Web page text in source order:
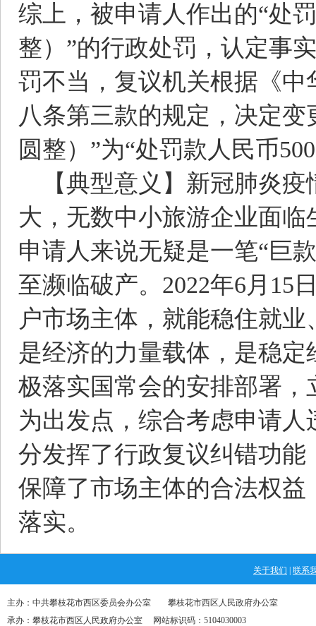
综上，被申请人作出的“处
整）”的行政处罚，认定事
罚不当，复议机关根据《
八条第三款的规定，决定变
圆整）”为“处罚款人民币
【典型意义】 新冠肺炎疫
大，无数中小旅游企业面
申请人来说无疑是一笔“巨
至濒临破产。2022年6月15
户市场主体，就能稳住就
是经济的力量载体，是稳
极落实国常会的安排部署
为出发点，综合考虑申请
分发挥了行政复议纠错功
保障了市场主体的合法权
落实。
关于我们 联系
主办：中共攀枝花市西区委员会办公室 攀枝花市西区人民政府办公室
承办：攀枝花市西区人民政府办公室 网站标识码：5104030003